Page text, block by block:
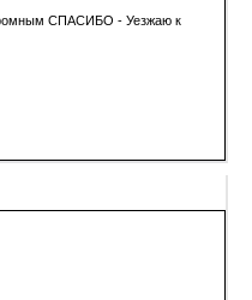
СПАСИБО - Уезжаю к